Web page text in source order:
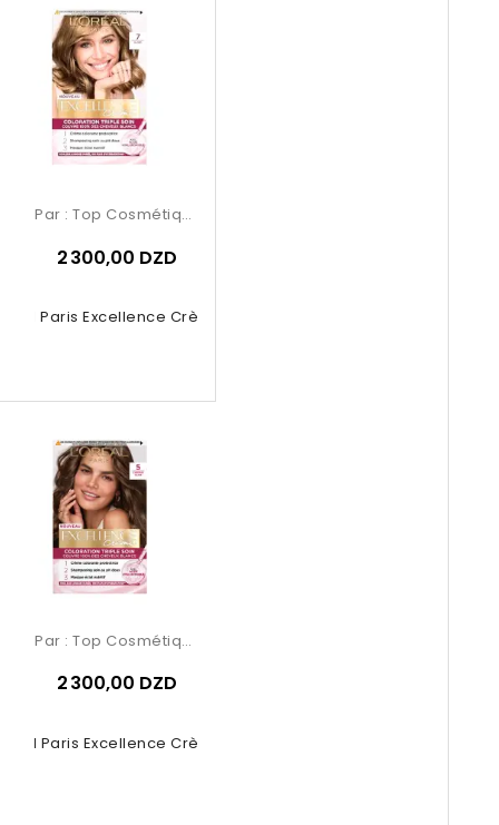
Paris Excellence Crème –...
Par : Top Cosmétiques
2 300,00 DZD
Paris Excellence Crème –...
Par : Top Cosmétiques
2 300,00 DZD